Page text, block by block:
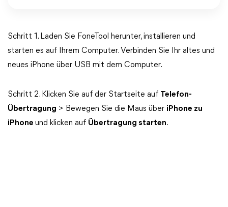
Schritt 1. Laden Sie FoneTool herunter, installieren und
starten es auf Ihrem Computer. Verbinden Sie Ihr altes und
neues iPhone über USB mit dem Computer.
Schritt 2. Klicken Sie auf der Startseite auf Telefon-
Übertragung > Bewegen Sie die Maus über iPhone zu
iPhone und klicken auf Übertragung starten.